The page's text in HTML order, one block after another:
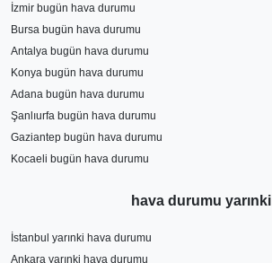
İzmir bugün hava durumu
Bursa bugün hava durumu
Antalya bugün hava durumu
Konya bugün hava durumu
Adana bugün hava durumu
Şanlıurfa bugün hava durumu
Gaziantep bugün hava durumu
Kocaeli bugün hava durumu
hava durumu yarınki
İstanbul yarınki hava durumu
Ankara yarınki hava durumu